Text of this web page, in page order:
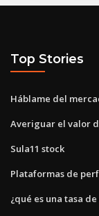
Top Stories
Háblame del
Averiguar el valor
Sula11 stock
Plataformas de
¿qué es una tasa